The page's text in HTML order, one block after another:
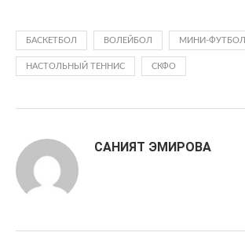
БАСКЕТБОЛ ВОЛЕЙБОЛ МИНИ-ФУТБОЛ
НАСТОЛЬНЫЙ ТЕННИС СКФО
САНИЯТ ЭМИРОВА